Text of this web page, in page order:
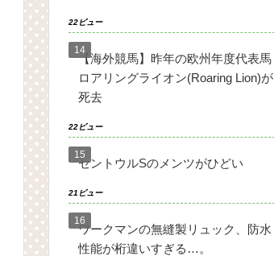
22ビュー
【海外競馬】昨年の欧州年度代表馬
ロアリングライオン(Roaring Lion)が
死去
22ビュー
セントウルSのメンツがひどい
21ビュー
ワークマンの無縫製リュック、防水
性能が桁違いすぎる…。